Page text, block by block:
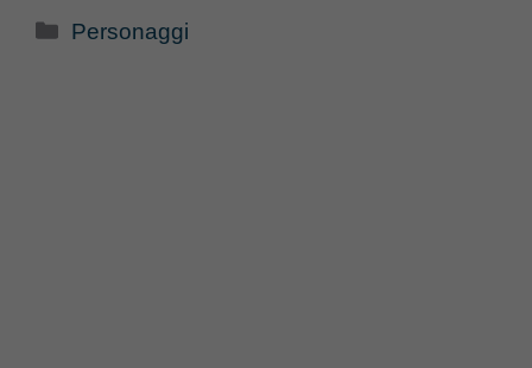
Categorie
Personaggi